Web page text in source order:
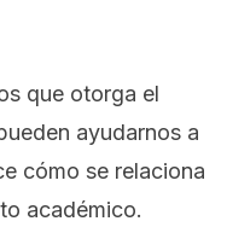
que otorga el
ayudarnos a
cómo se relaciona
académico.